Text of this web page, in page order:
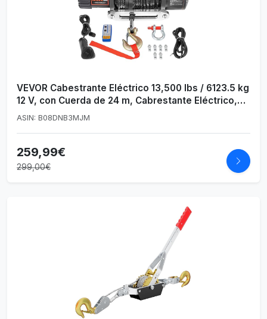
VEVOR Cabestrante Eléctrico 13,500 lbs / 6123.5 kg
12 V, con Cuerda de 24 m, Cabrestante Eléctrico,
Polipastos Eléctricos con Control Remoto
ASIN: B08DNB3MJM
259,99€
299,00€